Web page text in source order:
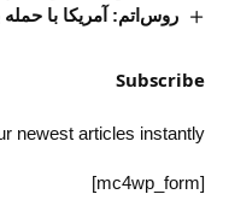
روس‌اتم: آمریکا با
Subscribe
newest articles instantly!
[mc4wp_form]